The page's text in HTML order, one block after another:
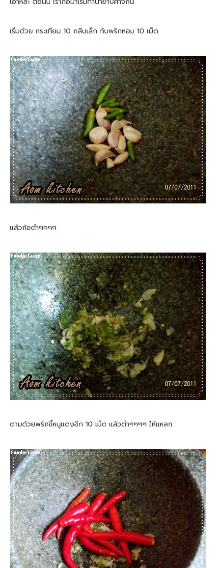
เริ่มด้วย กระเทียม 10 กลีบเล็ก กับพริกหอม 10 เม็ด
แล้วก้อตำๆๆๆๆ
ตามด้วยพริกขี้หนูแดงอีก 10 เม็ด แล้วตำๆๆๆๆ ให้แหลก